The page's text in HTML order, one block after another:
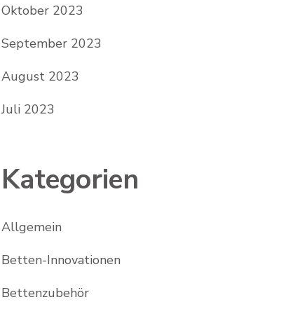
Oktober 2023
September 2023
August 2023
Juli 2023
Kategorien
Allgemein
Betten-Innovationen
Bettenzubehör